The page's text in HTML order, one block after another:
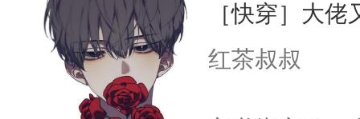
［快穿］大
红茶叔叔